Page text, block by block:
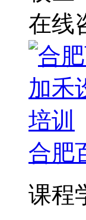
在线
合肥
课程